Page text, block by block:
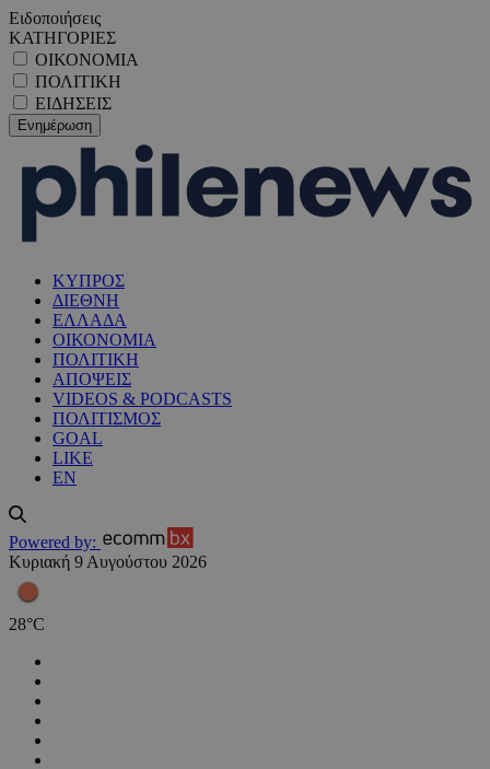
Ειδοποιήσεις
ΚΑΤΗΓΟΡΙΕΣ
ΟΙΚΟΝΟΜΙΑ
ΠΟΛΙΤΙΚΗ
ΕΙΔΗΣΕΙΣ
ΚΥΠΡΟΣ
ΔΙΕΘΝΗ
ΕΛΛΑΔΑ
ΟΙΚΟΝΟΜΙΑ
ΠΟΛΙΤΙΚΗ
ΑΠΟΨΕΙΣ
VIDEOS & PODCASTS
ΠΟΛΙΤΙΣΜΟΣ
GOAL
LIKE
EN
Powered by:
Κυριακή 9 Αυγούστου 2026
28°C